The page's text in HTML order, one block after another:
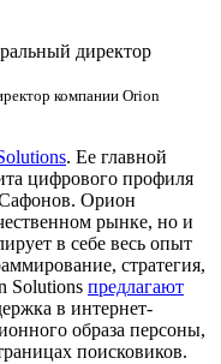
компании Orion
. Ее главной
цифрового профиля
Орион
рынке, но и
в себе весь опыт
стратегия,
Solutions предлагают
в интернет-
образа персоны,
поисковиков.